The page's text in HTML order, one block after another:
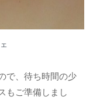
で、待ち時間の少
もご準備しまし